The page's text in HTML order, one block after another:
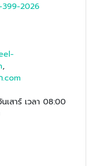
399-2026
,
เสาร์ เวลา 08:00